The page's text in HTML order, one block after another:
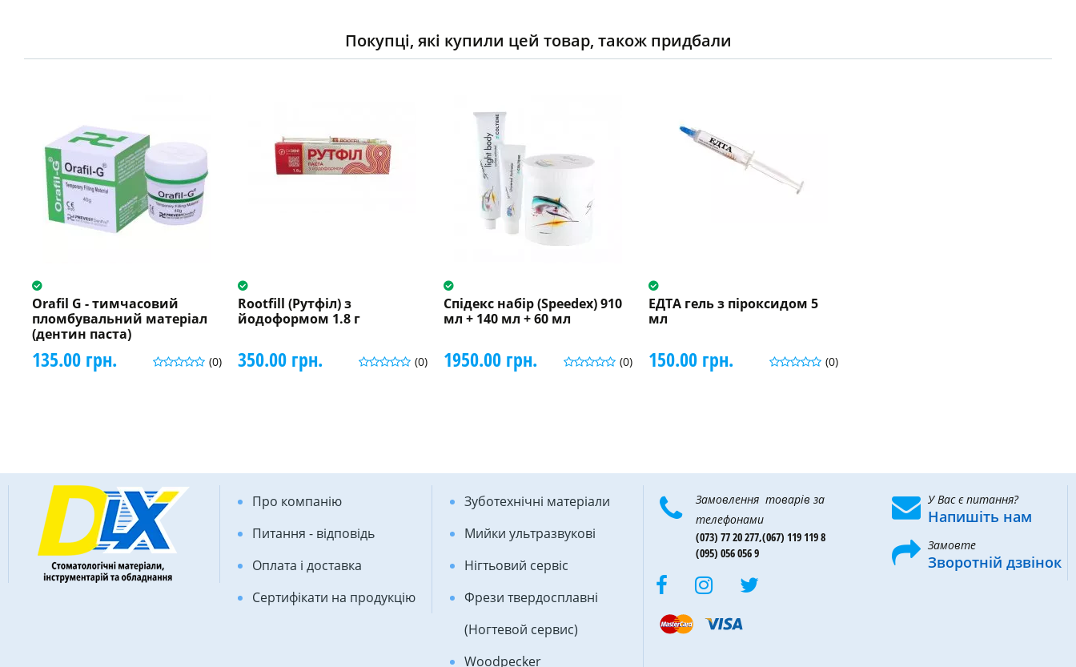
Покупці, які купили цей товар, також придбали
Orafil G - тимчасовий
пломбувальний матеріал
(дентин паста)
(0)
135.00 грн.
Rootfill (Рутфіл) з
йодоформом 1.8 г
(0)
350.00 грн.
Спідекс набір (Speedex) 910
мл + 140 мл + 60 мл
(0)
1950.00 грн.
ЕДТА гель з піроксидом 5
мл
(0)
150.00 грн.
Про компанію
Питання - відповідь
Оплата і доставка
Сертифікати на продукцію
Зуботехнічні матеріали
Мийки ультразвукові
Нігтьовий сервіс
Фрези твердосплавні
(Ногтевой сервис)
Woodpecker
Замовлення товарів за
телефонами
(073) 77 20 277,(067) 119 119 8
(095) 056 056 9
У Вас є питання?
Напишіть нам
Замовте
Зворотній дзвінок